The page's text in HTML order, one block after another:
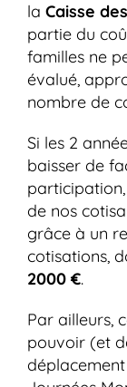
la Caisse
partie du
familles ne
évalué,
nombre de
Si les 2
baisser de
de nos
grâce à un
cotisations,
2000 €.
Par ailleurs,
pouvoir (et
déplacement